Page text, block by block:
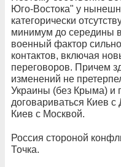
Юго-Востока" у
категорически
минимум до середины
военный фактор
контактов, включая
переговоров. Причем
изменений не
Украины (без Крыма) и
договариваться Киев
Киев с Москвой.
Россия стороной
Точка.